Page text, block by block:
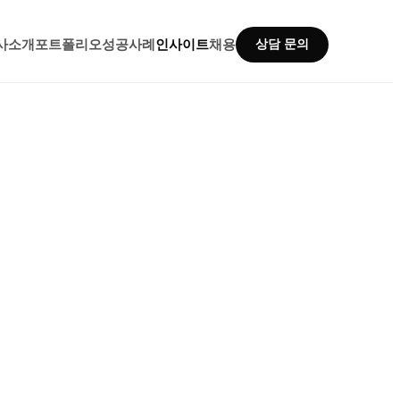
소개 포트폴리오성공사례 인사이트채용 상담 문의